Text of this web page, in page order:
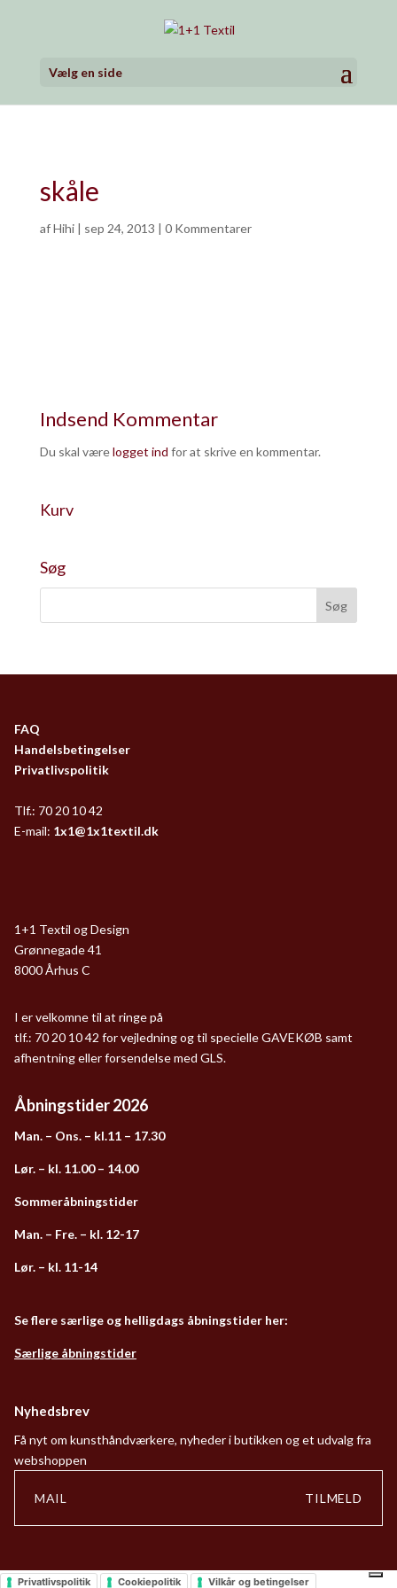
Vælg en side
skåle
afHihi| sep 24, 2013 | 0 Kommentarer
Indsend Kommentar
Du skal værelogget ind for at skrive en kommentar.
Kurv
Søg
FAQ
Handelsbetingelser
Privatlivspolitik
Tlf.: 70 20 10 42
E-mail: 1x1@1x1textil.dk
1+1 Textil og Design
Grønnegade 41
8000 Århus C
I er velkomne til at ringe på
tlf.: 70 20 10 42 for vejledning og til specielle GAVEKØB samt
afhentning eller forsendelse med GLS.
Åbningstider 2026
Man. – Ons. – kl.11 – 17.30
Lør. – kl. 11.00 – 14.00
Sommeråbningstider
Man. – Fre. – kl. 12-17
Lør. – kl. 11-14
Se flere særlige og helligdags åbningstider her:
Særlige åbningstider
Nyhedsbrev
Få nyt om kunsthåndværkere, nyheder i butikken og et udvalg fra
webshoppen
TILMELD
Privatlivspolitik Cookiepolitik Vilkår og betingelser